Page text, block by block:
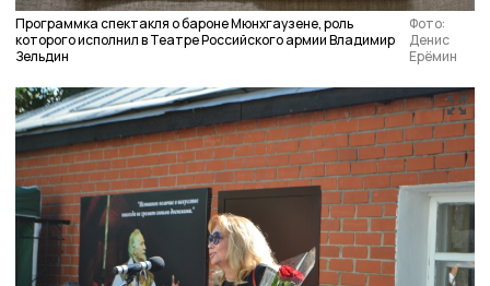
Программка спектакля о бароне Мюнхгаузене, роль
которого исполнил в Театре Российского армии Владимир
Зельдин
Фото:
Денис
Ерёмин